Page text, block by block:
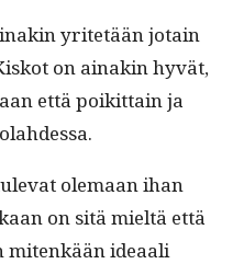
yritetään jotain
on ainakin hyvät,
että poikit­tain ja
ole­maan ihan
on sitä mieltä että
ideaali